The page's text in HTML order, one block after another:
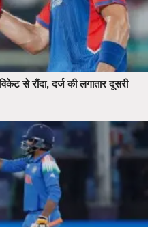
से रौंदा, दर्ज की लगातार दूसरी